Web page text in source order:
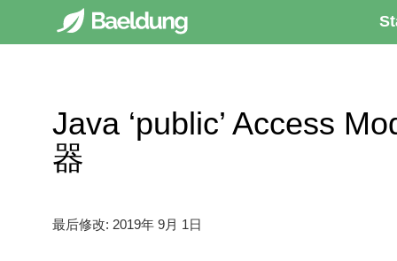
Java ‘public’ Access
器
最后修改: 2019年 9月 1日